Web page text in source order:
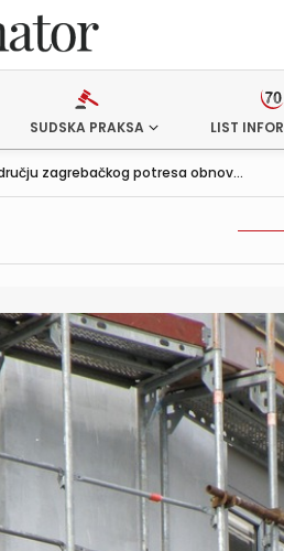
SUDSKA PRAKSA LIST
zagrebačkog potresa obnov...